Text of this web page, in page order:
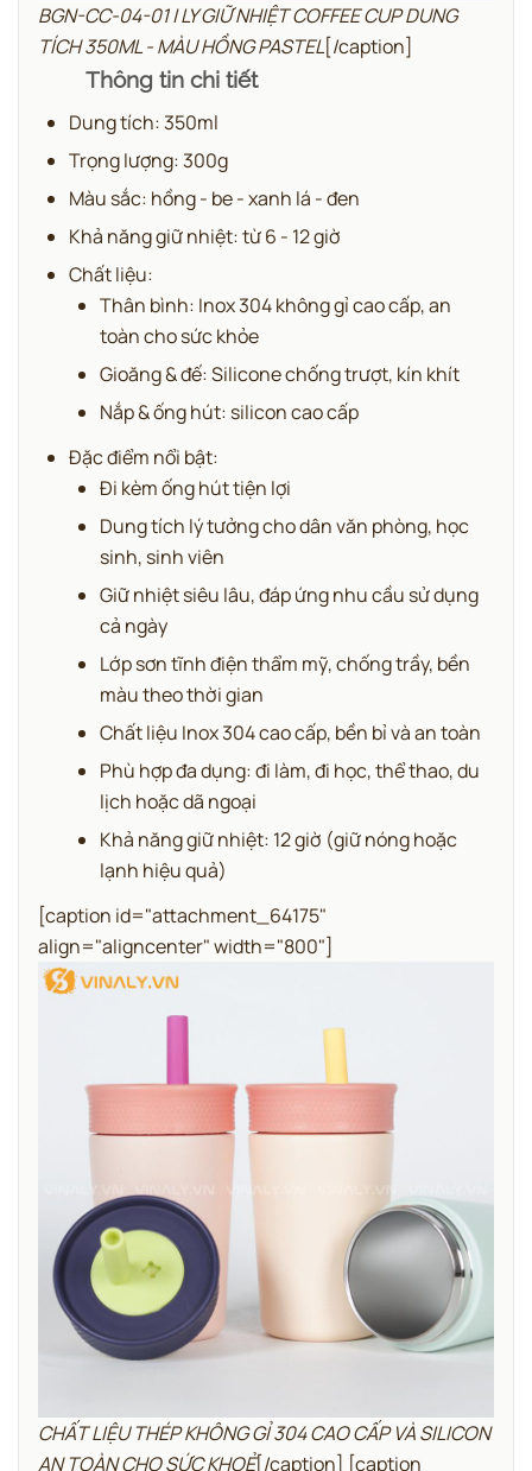
BGN-CC-04-01 | LY GIỮ NHIỆT COFFEE CUP DUNG
TÍCH 350ML - MÀU HỒNG PASTEL[/caption]
Thông tin chi tiết
Dung tích: 350ml
Trọng lượng: 300g
Màu sắc: hồng - be - xanh lá - đen
Khả năng giữ nhiệt: từ 6 - 12 giờ
Chất liệu:
Thân bình: Inox 304 không gỉ cao cấp, an
toàn cho sức khỏe
Gioăng & đế: Silicone chống trượt, kín khít
Nắp & ống hút: silicon cao cấp
Đặc điểm nổi bật:
Đi kèm ống hút tiện lợi
Dung tích lý tưởng cho dân văn phòng, học
sinh, sinh viên
Giữ nhiệt siêu lâu, đáp ứng nhu cầu sử dụng
cả ngày
Lớp sơn tĩnh điện thẩm mỹ, chống trầy, bền
màu theo thời gian
Chất liệu Inox 304 cao cấp, bền bỉ và an toàn
Phù hợp đa dụng: đi làm, đi học, thể thao, du
lịch hoặc dã ngoại
Khả năng giữ nhiệt: 12 giờ (giữ nóng hoặc
lạnh hiệu quả)
[caption id="attachment_64175"
align="aligncenter" width="800"]
CHẤT LIỆU THÉP KHÔNG GỈ 304 CAO CẤP VÀ SILICON
AN TOÀN CHO SỨC KHOẺ[/caption] [caption